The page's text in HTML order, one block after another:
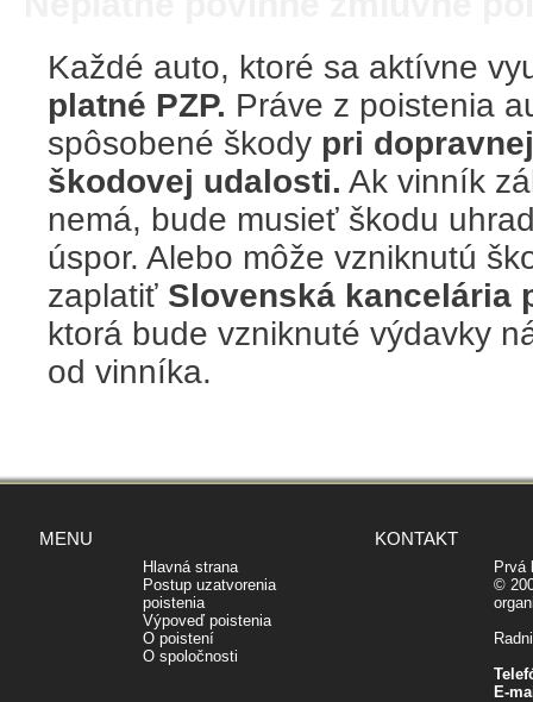
Každé auto, ktoré sa aktívne
platné PZP. Práve z poistenia
spôsobené škody pri
škodovej udalosti. Ak vinník
nemá, bude musieť škodu
úspor. Alebo môže vzniknutú
zaplatiť Slovenská kancelária
ktorá bude vzniknuté výdavky
od vinníka.
MENU
Hlavná strana
Postup uzatvorenia
poistenia
Výpoveď poistenia
O poistení
O spoločnosti
KONTAKT
Prvá
©
E-